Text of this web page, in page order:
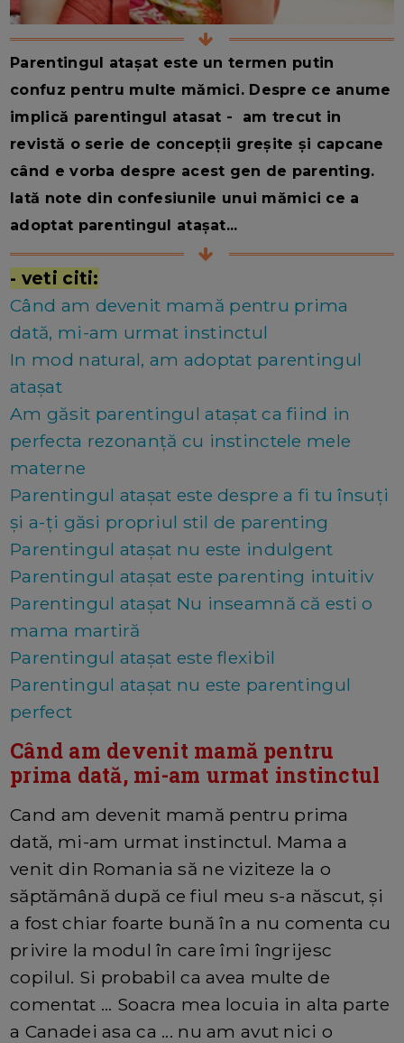
Parentingul atașat este un termen putin
confuz pentru multe mămici. Despre ce anume
implică parentingul atasat - am trecut in
revistă o serie de concepții greșite și capcane
când e vorba despre acest gen de parenting.
Iată note din confesiunile unui mămici ce a
adoptat parentingul atașat...
- veti citi:
Când am devenit mamă pentru prima
dată, mi-am urmat instinctul
In mod natural, am adoptat parentingul
atașat
Am găsit parentingul ataşat ca fiind in
perfecta rezonanță cu instinctele mele
materne
Parentingul ataşat este despre a fi tu însuţi
şi a-ţi găsi propriul stil de parenting
Parentingul ataşat nu este indulgent
Parentingul ataşat este parenting intuitiv
Parentingul ataşat Nu inseamnă că esti o
mama martiră
Parentingul ataşat este flexibil
Parentingul atașat nu este parentingul
perfect
Când am devenit mamă pentru
prima dată, mi-am urmat instinctul
Cand am devenit mamă pentru prima
dată, mi-am urmat instinctul. Mama a
venit din Romania să ne viziteze la o
săptămână după ce fiul meu s-a născut, şi
a fost chiar foarte bună în a nu comenta cu
privire la modul în care îmi îngrijesc
copilul. Si probabil ca avea multe de
comentat ... Soacra mea locuia in alta parte
a Canadei asa ca ... nu am avut nici o